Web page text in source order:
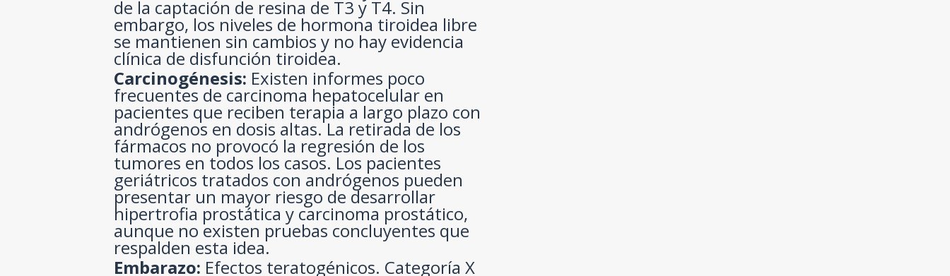
de la captación de resina de T3 y T4. Sin
embargo, los niveles de hormona tiroidea libre
se mantienen sin cambios y no hay evidencia
clínica de disfunción tiroidea.
Carcinogénesis: Existen informes poco
frecuentes de carcinoma hepatocelular en
pacientes que reciben terapia a largo plazo con
andrógenos en dosis altas. La retirada de los
fármacos no provocó la regresión de los
tumores en todos los casos. Los pacientes
geriátricos tratados con andrógenos pueden
presentar un mayor riesgo de desarrollar
hipertrofia prostática y carcinoma prostático,
aunque no existen pruebas concluyentes que
respalden esta idea.
Embarazo: Efectos teratogénicos. Categoría X